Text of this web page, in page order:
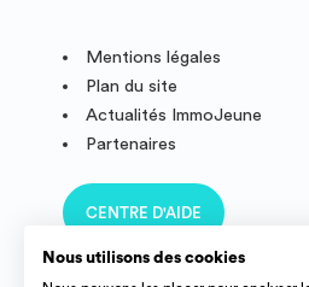
Mentions légales
Plan du site
Actualités ImmoJeune
Partenaires
CENTRE D'AIDE
Nous utilisons des cookies